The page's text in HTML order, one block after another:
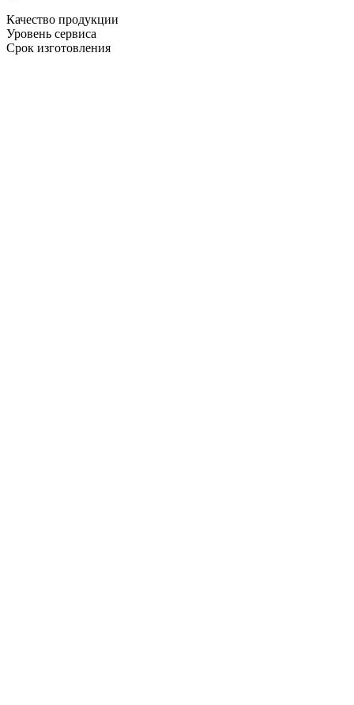
Качество продукции
Уровень сервиса
Срок изготовления